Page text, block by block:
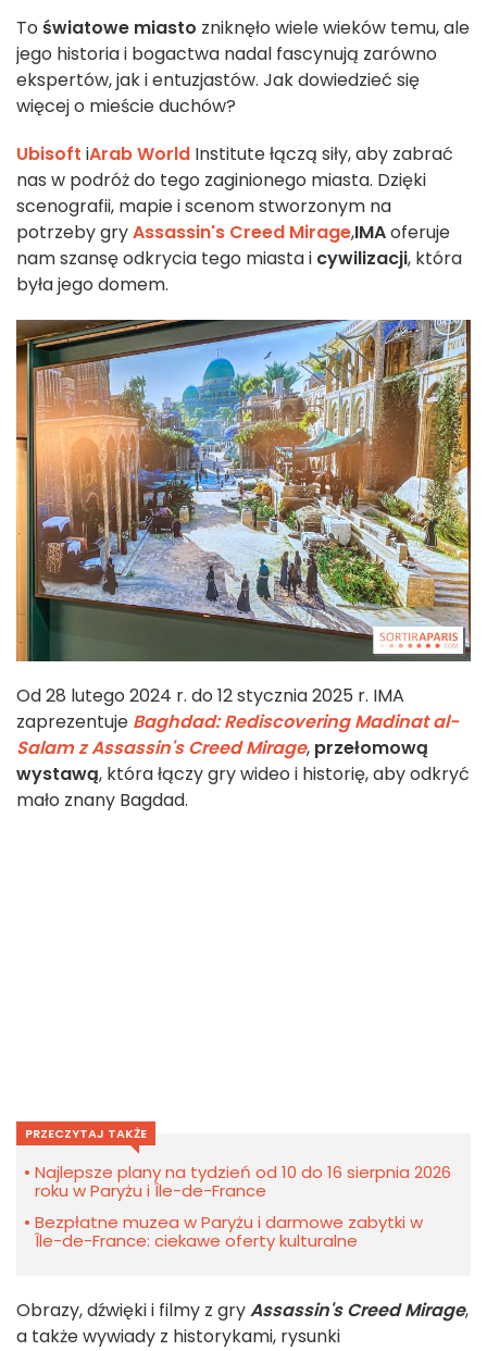
To światowe miasto zniknęło wiele wieków temu, ale
jego historia i bogactwa nadal fascynują zarówno
ekspertów, jak i entuzjastów. Jak dowiedzieć się
więcej o mieście duchów?
Ubisoft iArab World Institute łączą siły, aby zabrać
nas w podróż do tego zaginionego miasta. Dzięki
scenografii, mapie i scenom stworzonym na
potrzeby gryAssassin's Creed Mirage,IMAoferuje
nam szansę odkrycia tego miasta i cywilizacji, która
była jego domem.
Od 28 lutego 2024 r. do 12 stycznia 2025 r. IMA
zaprezentuje Baghdad: Rediscovering Madinat al-
Salam z Assassin's Creed Mirage, przełomową
wystawą, która łączy gry wideo i historię, aby odkryć
mało znany Bagdad.
PRZECZYTAJ TAKŻE
Najlepsze plany na tydzień od 10 do 16 sierpnia 2026
roku w Paryżu i Île-de-France
Bezpłatne muzea w Paryżu i darmowe zabytki w
Île-de-France: ciekawe oferty kulturalne
Obrazy, dźwięki i filmy z gryAssassin's Creed Mirage,
a także wywiady z historykami, rysunki